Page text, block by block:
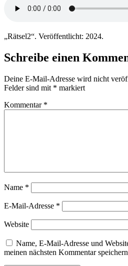
„Rätsel2“. Veröffentlicht: 2024.
Schreibe einen
Deine E-Mail-Adresse wird nicht
Felder sind mit * markiert
Kommentar *
Name *
E-Mail-Adresse *
Website
Name, E-Mail-Adresse und
meinen nächsten Kommentar